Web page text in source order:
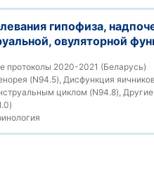
гипофиза,
овуляторной
протоколы 2020-2021 (Беларусь)
(N94.5), Дисфункция
циклом (N94.8),